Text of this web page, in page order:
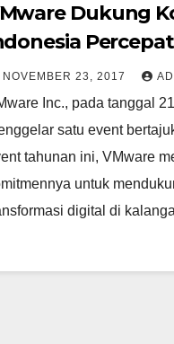
Dukung
NOVEMBER 23, 2017
Inc., pada tanggal
satu event
tahunan ini, VMware
untuk
digital di